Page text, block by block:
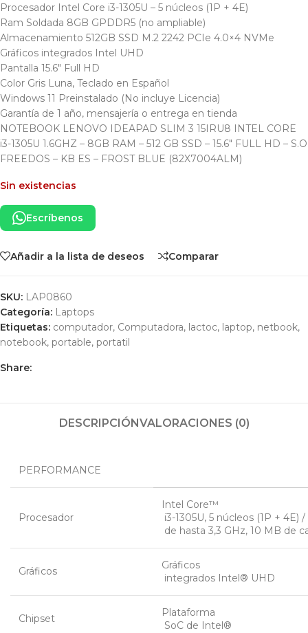
Procesador Intel Core i3-1305U – 5 núcleos (1P + 4E)
Ram Soldada 8GB GPDDR5 (no ampliable)
Almacenamiento 512GB SSD M.2 2242 PCIe 4.0×4 NVMe
Gráficos integrados Intel UHD
Pantalla 15.6″ Full HD
Color Gris Luna, Teclado en Español
Windows 11 Preinstalado (No incluye Licencia)
Garantía de 1 año, mensajería o entrega en tienda
NOTEBOOK LENOVO IDEAPAD SLIM 3 15IRU8 INTEL CORE
i3-1305U 1.6GHZ – 8GB RAM – 512 GB SSD – 15.6″ FULL HD – S.O
FREEDOS – KB ES – FROST BLUE (82X7004ALM)
Sin existencias
Escríbenos
Añadir a la lista de deseos Comparar
SKU: LAP0860
Categoría: Laptops
Etiquetas: computador, Computadora, lactoc, laptop, netbook,
notebook, portable, portatil
Share:
DESCRIPCIÓN VALORACIONES (0)
PERFORMANCE
Procesador
Intel Core™
i3-1305U, 5 núcleos (1P +
de hasta 3,3 GHz, 10 MB de
Gráficos
Gráficos
integrados Intel® UHD
Chipset
Plataforma
SoC de Intel®